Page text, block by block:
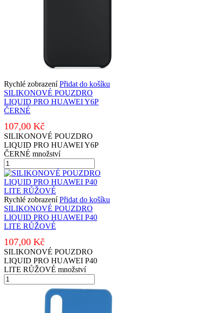
Rychlé zobrazení Přidat do košíku
SILIKONOVÉ POUZDRO
LIQUID PRO HUAWEI Y6P
ČERNÉ
107,00 Kč
SILIKONOVÉ POUZDRO
LIQUID PRO HUAWEI Y6P
ČERNÉ množství
Rychlé zobrazení Přidat do košíku
SILIKONOVÉ POUZDRO
LIQUID PRO HUAWEI P40
LITE RŮŽOVÉ
107,00 Kč
SILIKONOVÉ POUZDRO
LIQUID PRO HUAWEI P40
LITE RŮŽOVÉ množství